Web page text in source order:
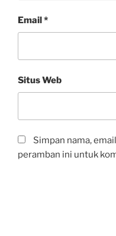
Email*
Situs Web
Simpan nama,
peramban ini untuk